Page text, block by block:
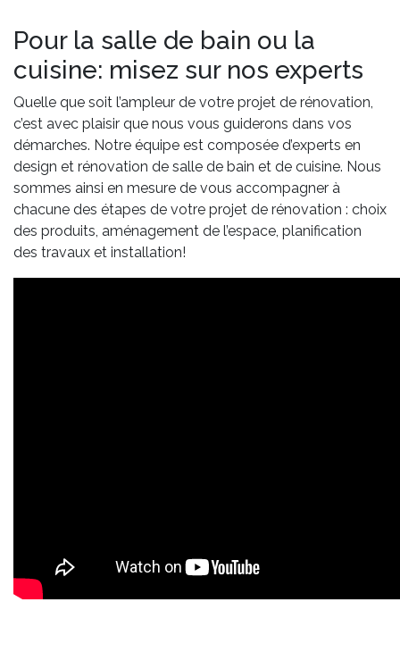
Pour la salle de bain ou la
cuisine: misez sur nos experts
Quelle que soit l’ampleur de votre projet de rénovation,
c’est avec plaisir que nous vous guiderons dans vos
démarches. Notre équipe est composée d’experts en
design et rénovation de salle de bain et de cuisine. Nous
sommes ainsi en mesure de vous accompagner à
chacune des étapes de votre projet de rénovation : choix
des produits, aménagement de l’espace, planification
des travaux et installation!